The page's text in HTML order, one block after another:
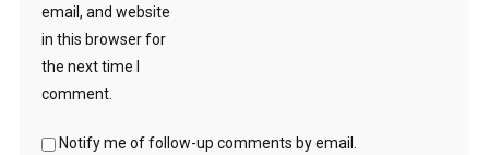
email, and website
in this browser for
the next time I
comment.
Notify me of follow-up comments by email.